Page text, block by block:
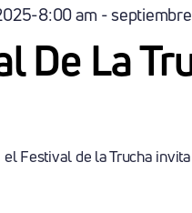
De La
8:00 am -
Festival de la Trucha